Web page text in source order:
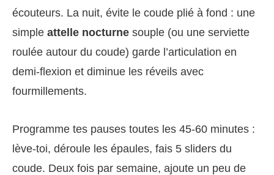
écouteurs. La nuit, évite le coude plié à fond : une
simple attelle nocturne souple (ou une serviette
roulée autour du coude) garde l’articulation en
demi‑flexion et diminue les réveils avec
fourmillements.
Programme tes pauses toutes les 45‑60 minutes :
lève‑toi, déroule les épaules, fais 5 sliders du
coude. Deux fois par semaine, ajoute un peu de